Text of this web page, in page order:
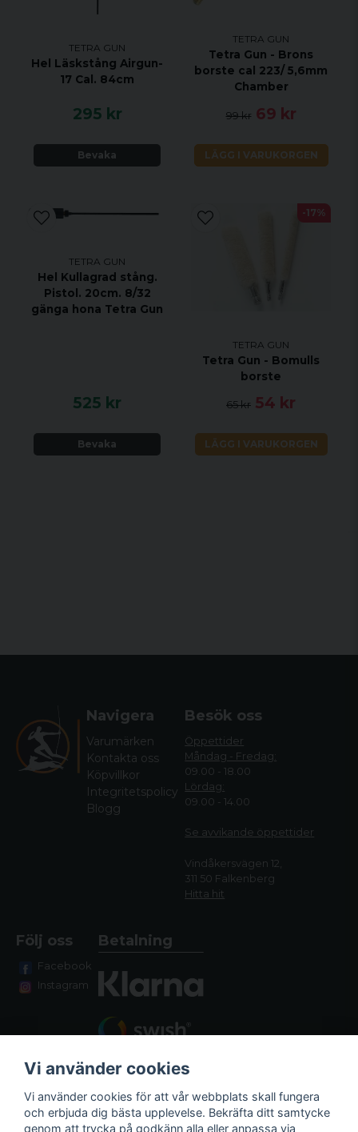
TETRA GUN
Hel Läskstång Airgun-
17 Cal. 84cm
295 kr
Bevaka
TETRA GUN
Tetra Gun - Brons
borste cal 223/ 5,6mm
Chamber
99 kr 69 kr
LÄGG I VARUKORGEN
TETRA GUN
Hel Kullagrad stång.
Pistol. 20cm. 8/32
gänga hona Tetra Gun
525 kr
Bevaka
TETRA GUN
Tetra Gun - Bomulls
borste
65 kr 54 kr
LÄGG I VARUKORGEN
-17%
Navigera
Varumärken
Kontakta oss
Köpvillkor
Integritetspolicy
Blogg
Besök oss
Öppettider
Måndag - Fredag:
09.00 - 18.00
Lördag:
09.00 - 14.00
Se avvikande öppettider
Vindåkersvägen 12,
311 50 Falkenberg
Hitta hit
Följ oss
Facebook
Instagram
Betalning
Vi använder cookies
Vi använder cookies för att vår webbplats skall fungera
och erbjuda dig bästa upplevelse. Bekräfta ditt samtycke
genom att trycka på godkänn alla eller anpassa via